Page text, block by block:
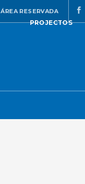
ÁREA RESERVADA
PROJECTOS